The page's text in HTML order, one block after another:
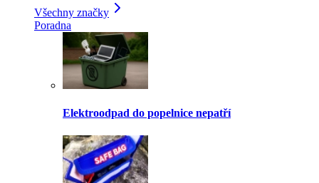
Všechny značky
Poradna
Elektroodpad do popelnice nepatří